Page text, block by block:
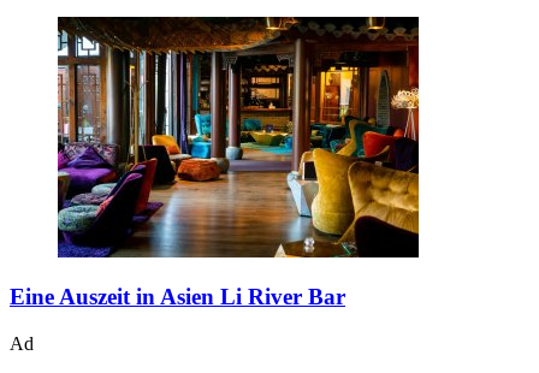
Eine Auszeit in Asien Li River Bar
Ad